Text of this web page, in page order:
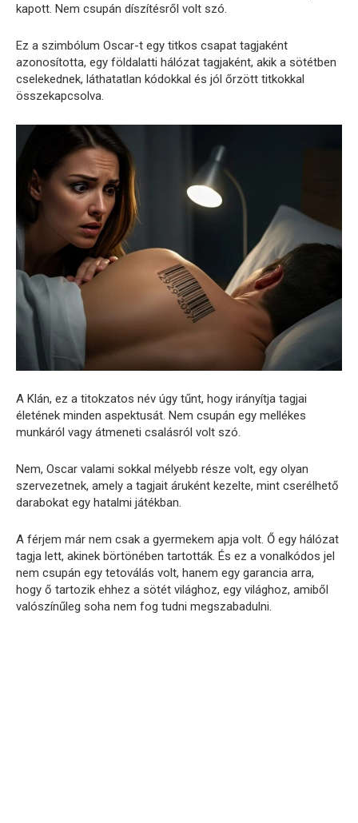
kapott. Nem csupán díszítésről volt szó.
Ez a szimbólum Oscar-t egy titkos csapat tagjaként
azonosította, egy földalatti hálózat tagjaként, akik a sötétben
cselekednek, láthatatlan kódokkal és jól őrzött titkokkal
összekapcsolva.
A Klán, ez a titokzatos név úgy tűnt, hogy irányítja tagjai
életének minden aspektusát. Nem csupán egy mellékes
munkáról vagy átmeneti csalásról volt szó.
Nem, Oscar valami sokkal mélyebb része volt, egy olyan
szervezetnek, amely a tagjait áruként kezelte, mint cserélhető
darabokat egy hatalmi játékban.
A férjem már nem csak a gyermekem apja volt. Ő egy hálózat
tagja lett, akinek börtönében tartották. És ez a vonalkódos jel
nem csupán egy tetoválás volt, hanem egy garancia arra,
hogy ő tartozik ehhez a sötét világhoz, egy világhoz, amiből
valószínűleg soha nem fog tudni megszabadulni.